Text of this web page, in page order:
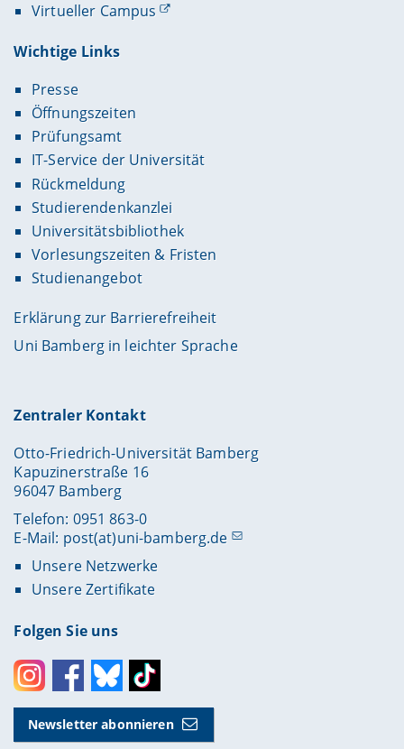
Virtueller Campus
Wichtige Links
Presse
Öffnungszeiten
Prüfungsamt
IT-Service der Universität
Rückmeldung
Studierendenkanzlei
Universitätsbibliothek
Vorlesungszeiten & Fristen
Studienangebot
Erklärung zur Barrierefreiheit
Uni Bamberg in leichter Sprache
Zentraler Kontakt
Otto-Friedrich-Universität Bamberg
Kapuzinerstraße 16
96047 Bamberg
Telefon: 0951 863-0
E-Mail: post(at)uni-bamberg.de
Unsere Netzwerke
Unsere Zertifikate
Folgen Sie uns
InstagramFacebookBlueskyToktok
Newsletter abonnieren